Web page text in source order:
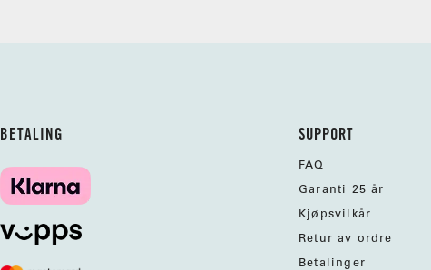
BETALING SUPPORT
FAQ
Garanti 25 år
Kjøpsvilkår
Retur av ordre
Betalinger